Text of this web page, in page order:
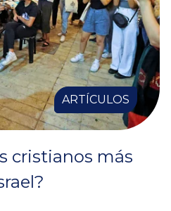
ARTÍCULOS
cristianos más